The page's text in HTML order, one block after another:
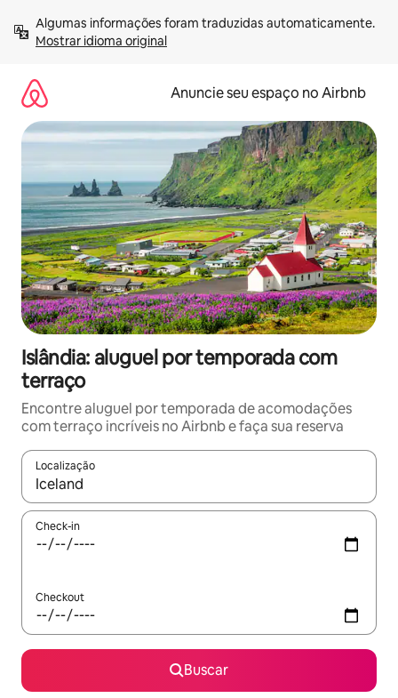
para
Mostrar idioma original
Anuncie seu espaço no Airbnb
Islândia: aluguel por temporada com
terraço
Encontre aluguel por temporada de acomodações
com terraço incríveis no Airbnb e faça sua reserva
Localização
Quando os resultados estiverem disponíveis, explore-os
Check-in
Checkout
Buscar